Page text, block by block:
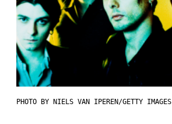
PHOTO BY NIELS VAN IPEREN/GETTY IMAGES